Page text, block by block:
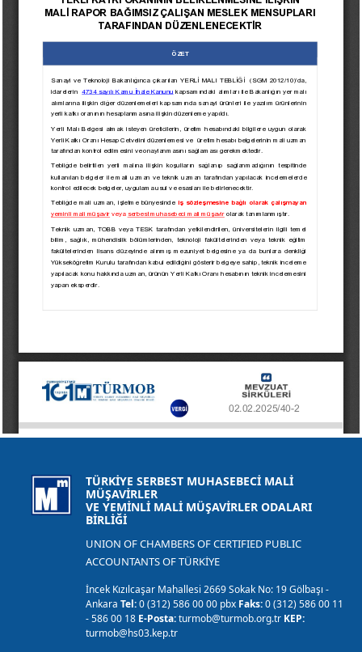
TÜRKİYE SERBEST MUHASEBECİ MALİ
MÜŞAVİRLER
VE YEMİNLİ MALİ MÜŞAVİRLER ODALARI
BİRLİĞİ
UNION OF CHAMBERS OF CERTIFIED PUBLIC
ACCOUNTANTS OF TÜRKİYE
İncek Kızılcaşar Mahallesi 2669 Sokak No: 19 Gölbaşı -
AnkaraTel:0 (312) 586 00 00 pbx Faks:0 (312) 586 00 11
- 586 00 18 E-Posta:turmob@turmob.org.tr KEP:
turmob@hs03.kep.tr